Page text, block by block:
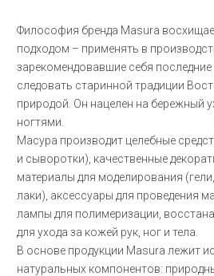
Философия бренда Masura
подходом – применять в
зарекомендовавшие себя последние
следовать старинной традиции
природой. Он нацелен на бережный
ногтями.
Масура производит целебные
и сыворотки), качественные
материалы для моделирования
лаки), аксессуары для проведения
лампы для полимеризации,
для ухода за кожей рук, ног и тела.
В основе продукции Masura лежит
натуральных компонентов: